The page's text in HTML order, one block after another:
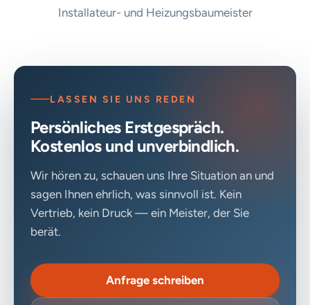
Installateur- und Heizungsbaumeister
LASSEN SIE UNS REDEN
Persönliches Erstgespräch.
Kostenlos und unverbindlich.
Wir hören zu, schauen uns Ihre Situation an und
sagen Ihnen ehrlich, was sinnvoll ist. Kein
Vertrieb, kein Druck — ein Meister, der Sie
berät.
Anfrage schreiben